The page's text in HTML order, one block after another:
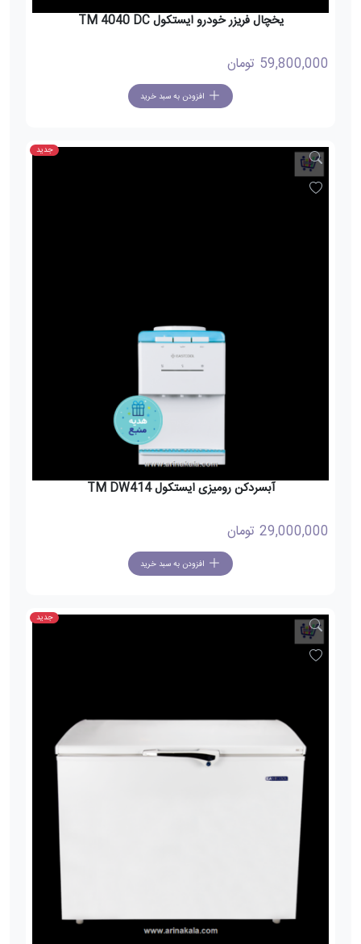
یخچال فریزر خودرو ایستکول TM 4040 DC
59,800,000 تومان
افزودن به سبد خرید
جدید
آبسردکن رومیزی ایستکول TM DW414
29,000,000 تومان
افزودن به سبد خرید
جدید